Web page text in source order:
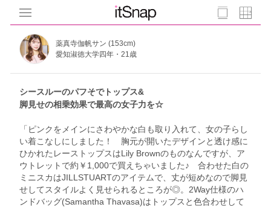
薬真寺伽帆サン (153cm)
愛知淑徳大学四年・21歳
シースルーのパフそでトップス&
脚見せの相乗効果で最高の女子力を☆
「ピンクをメインにさわやかな白も取り入れて、女の子らし
い着こなしにしました！ 胸元が開いたデザインと透け感に
ひかれたレーストップスはLily Brownのものなんですが、ア
ウトレットで約￥1,000で買えちゃいました♪ 合わせた白の
ミニスカはJILLSTUARTのアイテムで、丈が短めなので脚見
せしてスタイルよく見せられるところが◎。2Way仕様のハ
ンドバッグ(Samantha Thavasa)はトップスと色合わせして